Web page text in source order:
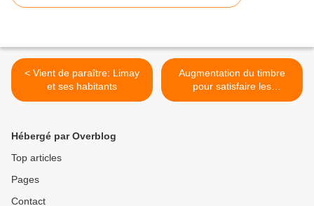
< Vient de paraître: Limay
et ses habitants
Augmentation du timbre
pour satisfaire les
actionnaires >
Hébergé par Overblog
Top articles
Pages
Contact